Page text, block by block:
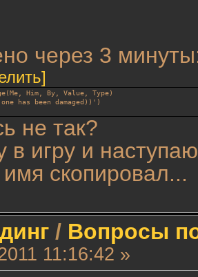
через 3
Him, By, Value, Type)
has been damaged))')
не так?
в игру и
скопировал...
/ Вопросы
11:16:42 »